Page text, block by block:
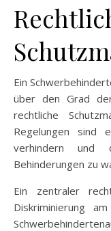
Ein
über den Grad
rechtliche
Regelungen sind
verhindern und
Behinderungen zu
Ein zentraler
Diskriminierung